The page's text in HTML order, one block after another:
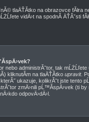
tlaÄŤĂ­tko na obrazovce
vidÄ›t na spodnĂ­ ÄŤĂˇsti
nebo administrĂˇtor, tak
kliknutĂ­m na tlaÄŤĂ­tko upravit.
ukazuje, kolikrĂˇt jste tento
zmÄ›nili pĹ™Ă­spÄ›vek (ti
odpovÄ›dÄ›l.